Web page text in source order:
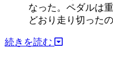
なった。ペダルは
どおり走り切った
続きを読む